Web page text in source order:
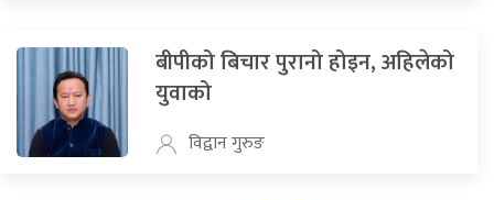
बीपीको बिचार पुरानो होइन, अहिलेको
युवाको
विद्वान गुरुङ